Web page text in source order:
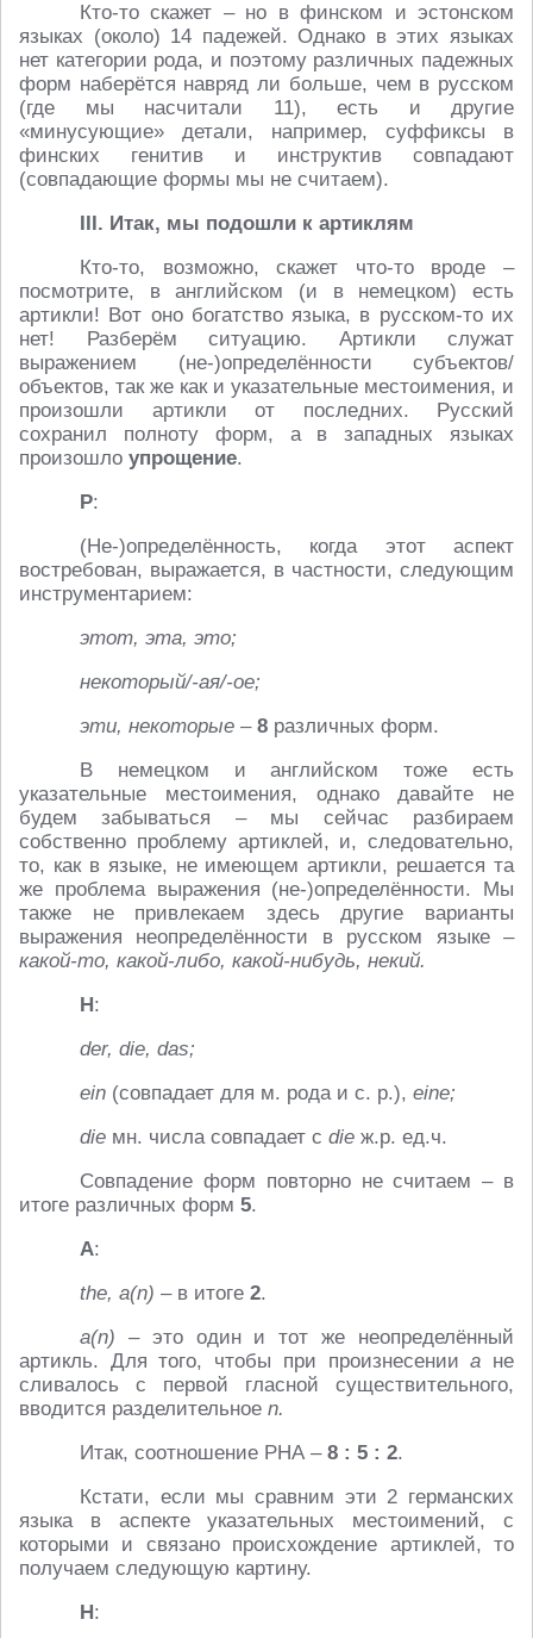
Кто-то скажет – но в финском и эстонском
языках (около) 14 падежей. Однако в этих языках
нет категории рода, и поэтому различных падежных
форм наберётся навряд ли больше, чем в русском
(где мы насчитали 11), есть и другие
«минусующие» детали, например, суффиксы в
финских генитив и инструктив совпадают
(совпадающие формы мы не считаем).
III. Итак, мы подошли к артиклям
Кто-то, возможно, скажет что-то вроде –
посмотрите, в английском (и в немецком) есть
артикли! Вот оно богатство языка, в русском-то их
нет! Разберём ситуацию. Артикли служат
выражением (не-)определённости субъектов/
объектов, так же как и указательные местоимения, и
произошли артикли от последних. Русский
сохранил полноту форм, а в западных языках
произошло упрощение.
Р:
(Не-)определённость, когда этот аспект
востребован, выражается, в частности, следующим
инструментарием:
этот, эта, это;
некоторый/-ая/-ое;
эти, некоторые – 8 различных форм.
В немецком и английском тоже есть
указательные местоимения, однако давайте не
будем забываться – мы сейчас разбираем
собственно проблему артиклей, и, следовательно,
то, как в языке, не имеющем артикли, решается та
же проблема выражения (не-)определённости. Мы
также не привлекаем здесь другие варианты
выражения неопределённости в русском языке –
какой-то, какой-либо, какой-нибудь, некий.
Н:
der, die, das;
ein (совпадает для м. рода и с. р.), eine;
die мн. числа совпадает с die ж.р. ед.ч.
Совпадение форм повторно не считаем – в
итоге различных форм 5.
А:
the, a(n) – в итоге 2.
a(n) – это один и тот же неопределённый
артикль. Для того, чтобы при произнесенииa не
сливалось с первой гласной существительного,
вводится разделительное n.
Итак, соотношение РНА – 8 : 5 : 2.
Кстати, если мы сравним эти 2 германских
языка в аспекте указательных местоимений, с
которыми и связано происхождение артиклей, то
получаем следующую картину.
Н: